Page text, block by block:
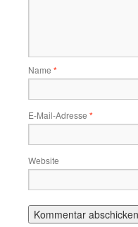
Name *
E-Mail-Adresse *
Website